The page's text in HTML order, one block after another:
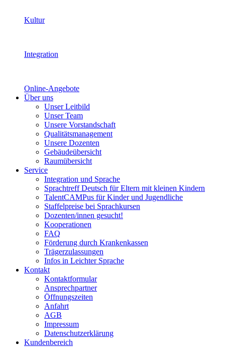
Kultur
Integration
Online-Angebote
Über uns
Unser Leitbild
Unser Team
Unsere Vorstandschaft
Qualitätsmanagement
Unsere Dozenten
Gebäudeübersicht
Raumübersicht
Service
Integration und Sprache
Sprachtreff Deutsch für Eltern mit kleinen Kindern
TalentCAMPus für Kinder und Jugendliche
Staffelpreise bei Sprachkursen
Dozenten/innen gesucht!
Kooperationen
FAQ
Förderung durch Krankenkassen
Trägerzulassungen
Infos in Leichter Sprache
Kontakt
Kontaktformular
Ansprechpartner
Öffnungszeiten
Anfahrt
AGB
Impressum
Datenschutzerklärung
Kundenbereich